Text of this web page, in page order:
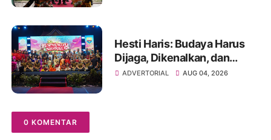
Hesti Haris: Budaya Harus
Dijaga, Dikenalkan, dan
Diwariskan
ADVERTORIAL AUG 04, 2026
0 KOMENTAR